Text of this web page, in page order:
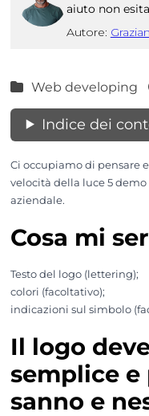
aiuto non
Autore:
Web developing
Indice dei
Ci occupiamo di pensare
velocità della luce 5
aziendale.
Cosa mi
Testo del logo (lettering);
colori (facoltativo);
indicazioni sul simbolo
Il logo
semplice
sanno e